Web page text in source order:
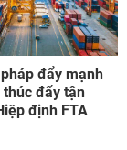
đẩy mạnh
đẩy tận
định FTA